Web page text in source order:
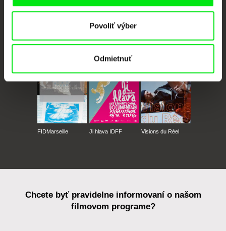
Povoliť výber
Odmietnuť
Against Gravity
FIDMarseille Ji.hlava IDFF Visions du Réel
Chcete byť pravidelne informovaní o našom
filmovom programe?